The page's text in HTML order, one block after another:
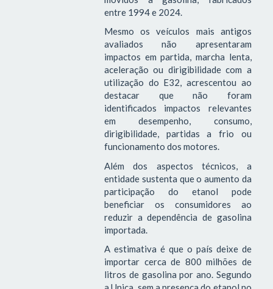
entre 1994 e 2024.
Mesmo os veículos mais antigos
avaliados não apresentaram
impactos em partida, marcha lenta,
aceleração ou dirigibilidade com a
utilização do E32, acrescentou ao
destacar que não foram
identificados impactos relevantes
em desempenho, consumo,
dirigibilidade, partidas a frio ou
funcionamento dos motores.
Além dos aspectos técnicos, a
entidade sustenta que o aumento da
participação do etanol pode
beneficiar os consumidores ao
reduzir a dependência de gasolina
importada.
A estimativa é que o país deixe de
importar cerca de 800 milhões de
litros de gasolina por ano. Segundo